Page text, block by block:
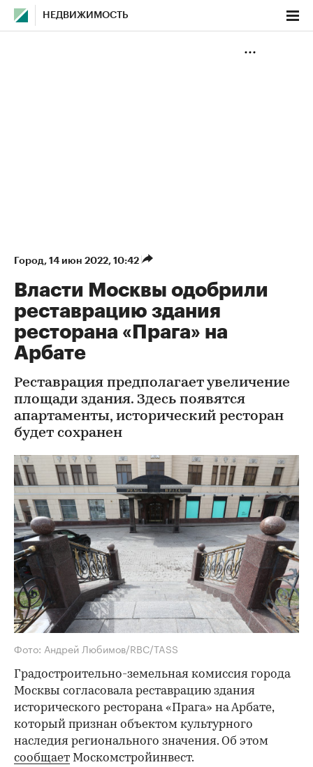
НЕДВИЖИМОСТЬ
Город⁠, 14 июн 2022, 10:42
Власти Москвы одобрили
реставрацию здания
ресторана «Прага» на
Арбате
Реставрация предполагает увеличение
площади здания. Здесь появятся
апартаменты, исторический ресторан
будет сохранен
Фото: Андрей Любимов/RBC/TASS
Градостроительно-земельная комиссия города
Москвы согласовала реставрацию здания
исторического ресторана «Прага» на Арбате,
который признан объектом культурного
наследия регионального значения. Об этом
сообщает Москомстройинвест.